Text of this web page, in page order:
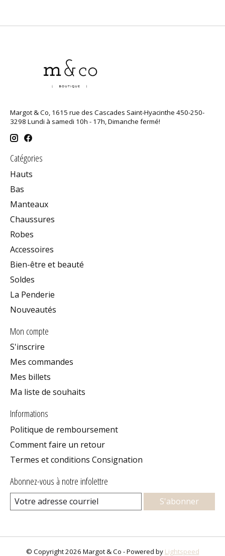
Margot & Co, 1615 rue des Cascades Saint-Hyacinthe 450-250-
3298 Lundi à samedi 10h - 17h, Dimanche fermé!
Catégories
Hauts
Bas
Manteaux
Chaussures
Robes
Accessoires
Bien-être et beauté
Soldes
La Penderie
Nouveautés
Mon compte
S'inscrire
Mes commandes
Mes billets
Ma liste de souhaits
Informations
Politique de remboursement
Comment faire un retour
Termes et conditions Consignation
Abonnez-vous à notre infolettre
S'abonner
© Copyright 2026 Margot & Co - Powered by Lightspeed